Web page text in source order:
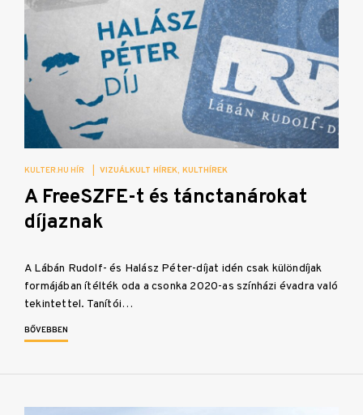
KULTER.HU HÍR VIZUÁLKULT HÍREK KULTHÍREK
A FreeSZFE-t és tánctanárokat
díjaznak
A Lábán Rudolf- és Halász Péter-díjat idén csak különdíjak
formájában ítélték oda a csonka 2020-as színházi évadra való
tekintettel. Tanítói…
BŐVEBBEN